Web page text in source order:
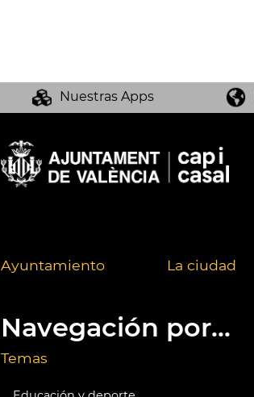
Nuestras Apps
Ayuntamiento La ciudad
Navegación por...
Temas